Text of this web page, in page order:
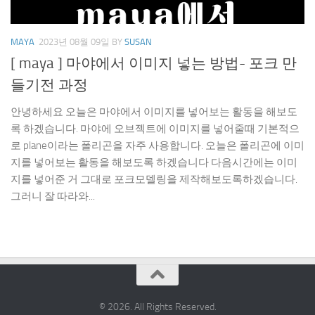
MAYA 2023년 08월 09일 BY SUSAN
[ maya ] 마야에서 이미지 넣는 방법- 포크 만
들기전 과정
안녕하세요 오늘은 마야에서 이미지를 넣어보는 활동을 해보도
록 하겠습니다. 마야에 오브젝트에 이미지를 넣어줄때 기본적으
로 plane이라는 폴리곤을 자주 사용합니다. 오늘은 폴리곤에 이미
지를 넣어보는 활동을 해보도록 하겠습니다 다음시간에는 이미
지를 넣어준 거 그대로 포크모델링을 제작해보도록하겠습니다.
그러니 잘 따라와...
© 2026. All Rights Reserved.